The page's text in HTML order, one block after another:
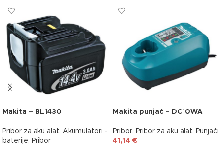
Makita – BL1430
Pribor za aku alat, Akumulatori -
baterije, Pribor
Makita punjač – DC10WA
Pribor, Pribor za aku alat, Punjači
41,14 €